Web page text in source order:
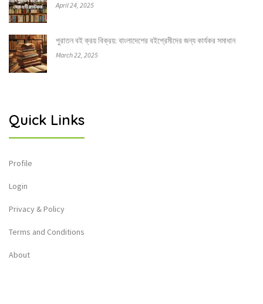
April 24, 2025
পুরাতন বই ক্রয় বিক্রয়: বাংলাদেশের বইপ্রেমীদের জন্য কার্যকর সমাধান
March 22, 2025
Quick Links
Profile
Login
Privacy & Policy
Terms and Conditions
About